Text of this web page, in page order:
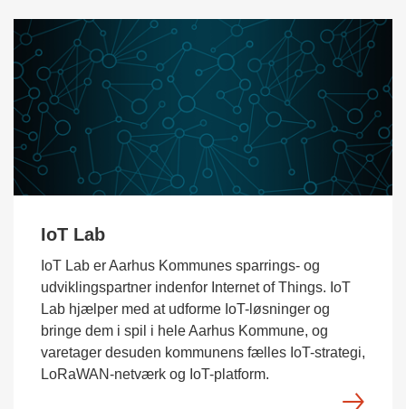
IoT Lab
IoT Lab er Aarhus Kommunes sparrings- og
udviklingspartner indenfor Internet of Things. IoT
Lab hjælper med at udforme IoT-løsninger og
bringe dem i spil i hele Aarhus Kommune, og
varetager desuden kommunens fælles IoT-strategi,
LoRaWAN-netværk og IoT-platform.